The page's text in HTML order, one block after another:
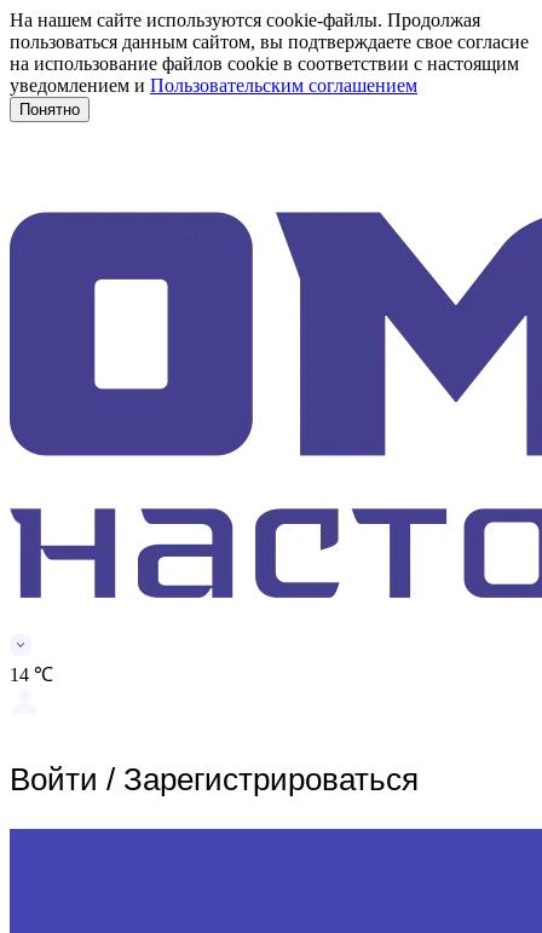
На нашем сайте используются cookie-файлы. Продолжая
пользоваться данным сайтом, вы подтверждаете свое согласие
на использование файлов cookie в соответствии с настоящим
уведомлением и Пользовательским соглашением
Понятно
14 ℃
Войти / Зарегистрироваться